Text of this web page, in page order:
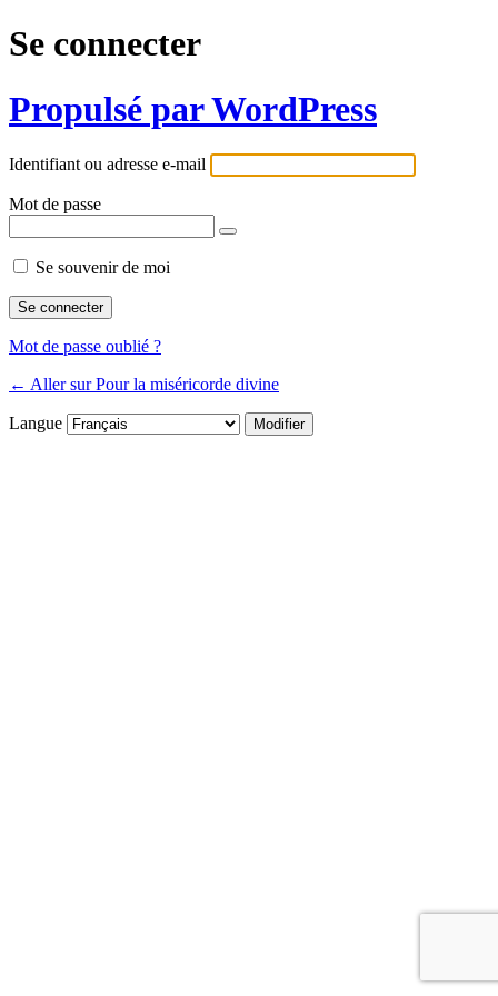
Se connecter
Propulsé par WordPress
Identifiant ou adresse e-mail
Mot de passe
Se souvenir de moi
Mot de passe oublié ?
← Aller sur Pour la miséricorde divine
Langue